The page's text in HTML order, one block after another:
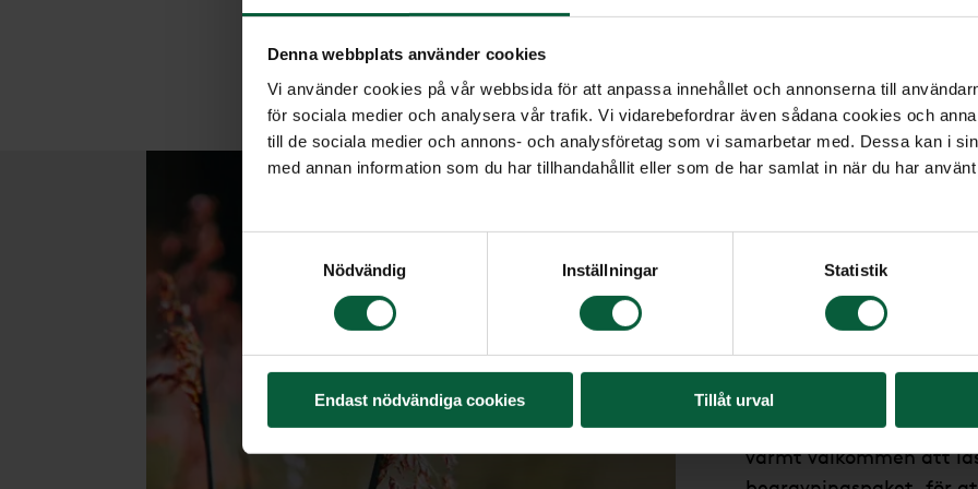
Denna webbplats använder cookies
Vi använder cookies på vår webbsida för att anpassa innehållet och annonserna till
för sociala medier och analysera vår trafik. Vi vidarebefordrar även sådana cookies och
till de sociala medier och annons- och analysföretag som vi samarbetar med. Dessa kan i
med annan information som du har tillhandahållit eller som de har samlat in när du har
Nödvändig
Inställningar Statistik
Endast nödvändiga cookies Tillåt urval
Vill du
Begravningsbyrån
med
du önskar en religiös
varmt välkommen att